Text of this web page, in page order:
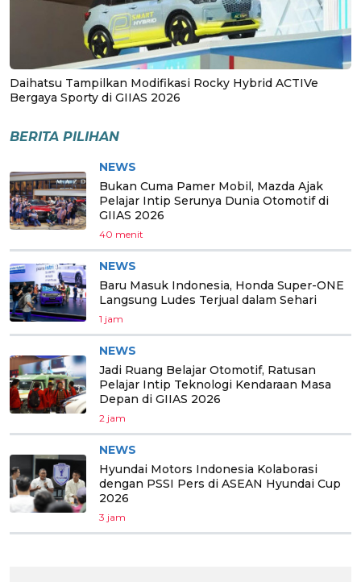
Daihatsu Tampilkan Modifikasi Rocky Hybrid ACTIVe
Bergaya Sporty di GIIAS 2026
BERITA PILIHAN
NEWS
Bukan Cuma Pamer Mobil, Mazda Ajak
Pelajar Intip Serunya Dunia Otomotif di
GIIAS 2026
40 menit
NEWS
Baru Masuk Indonesia, Honda Super-ONE
Langsung Ludes Terjual dalam Sehari
1 jam
NEWS
Jadi Ruang Belajar Otomotif, Ratusan
Pelajar Intip Teknologi Kendaraan Masa
Depan di GIIAS 2026
2 jam
NEWS
Hyundai Motors Indonesia Kolaborasi
dengan PSSI Pers di ASEAN Hyundai Cup
2026
3 jam